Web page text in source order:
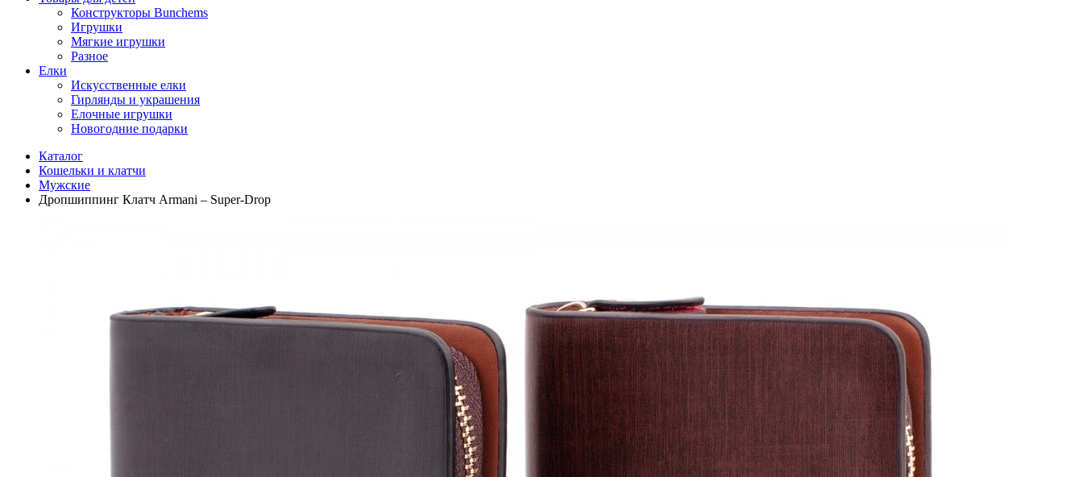
Конструкторы Bunchems
Игрушки
Мягкие игрушки
Разное
Елки
Искусственные елки
Гирлянды и украшения
Елочные игрушки
Новогодние подарки
Каталог
Кошельки и клатчи
Мужские
Дропшиппинг Клатч Armani – Super-Drop